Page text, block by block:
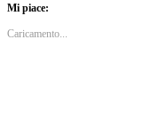
Mi piace:
Caricamento...